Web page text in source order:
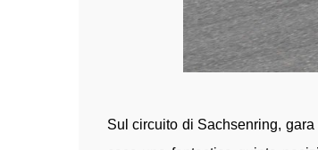
Sul circuito di Sachsenring,